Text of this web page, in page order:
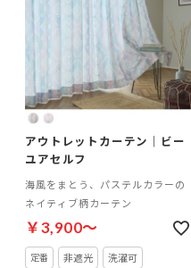
アウトレットカーテン｜ビー
ユアセルフ
海風をまとう、パステルカラーの
ネイティブ柄カーテン
￥3,900～
非遮光 洗濯可